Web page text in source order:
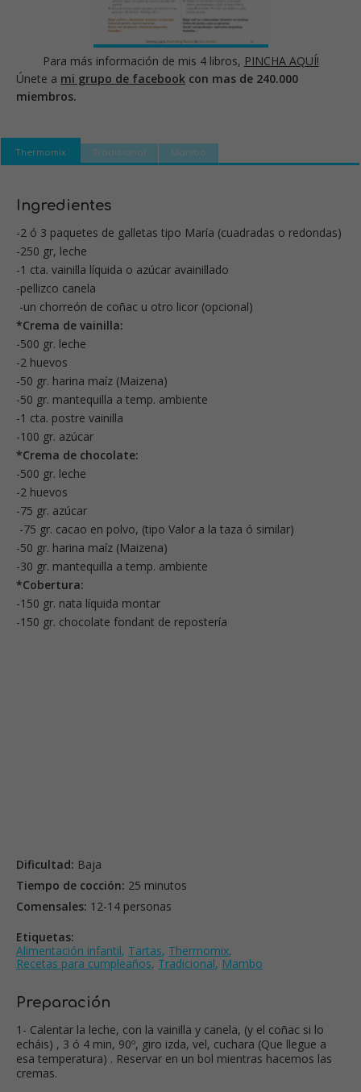
Para más información de mis 4 libros, PINCHA AQUÍ!
Únete a mi grupo de facebook con mas de 240.000
miembros.
Thermomix Tradicional Mambo
Ingredientes
-2 ó 3 paquetes de galletas tipo María (cuadradas o redondas)
-250 gr, leche
-1 cta. vainilla líquida o azúcar avainillado
-pellizco canela
-un chorreón de coñac u otro licor (opcional)
*Crema de vainilla:
-500 gr. leche
-2 huevos
-50 gr. harina maíz (Maizena)
-50 gr. mantequilla a temp. ambiente
-1 cta. postre vainilla
-100 gr. azúcar
*Crema de chocolate:
-500 gr. leche
-2 huevos
-75 gr. azúcar
-75 gr. cacao en polvo, (tipo Valor a la taza ó similar)
-50 gr. harina maíz (Maizena)
-30 gr. mantequilla a temp. ambiente
*Cobertura:
-150 gr. nata líquida montar
-150 gr. chocolate fondant de repostería
Dificultad: Baja
Tiempo de cocción: 25 minutos
Comensales: 12-14 personas
Etiquetas:
Alimentación infantil, Tartas, Thermomix,
Recetas para cumpleaños, Tradicional, Mambo
Preparación
1- Calentar la leche, con la vainilla y canela, (y el coñac si lo
echáis) , 3 ó 4 min, 90º, giro izda, vel, cuchara (Que llegue a
esa temperatura) . Reservar en un bol mientras hacemos las
cremas.